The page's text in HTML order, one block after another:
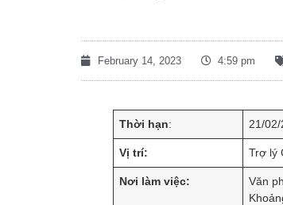
February 14, 2023 4:59 pm
Thời hạn: 21/02/
Vị trí: Trợ lý
Nơi làm việc:
Văn